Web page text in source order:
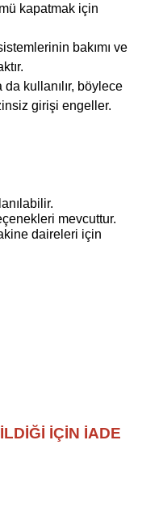
kapatmak için
bakımı ve
kullanılır, böylece
girişi engeller.
mevcuttur.
daireleri için
İÇİN İADE